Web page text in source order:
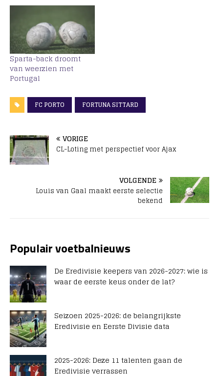
Sparta-back droomt
van weerzien met
Portugal
FC PORTO FORTUNA SITTARD
VORIGE
CL-Loting met perspectief voor Ajax
VOLGENDE
Louis van Gaal maakt eerste selectie
bekend
Populair voetbalnieuws
De Eredivisie keepers van 2026-2027: wie is
waar de eerste keus onder de lat?
Seizoen 2025-2026: de belangrijkste
Eredivisie en Eerste Divisie data
2025-2026: Deze 11 talenten gaan de
Eredivisie verrassen